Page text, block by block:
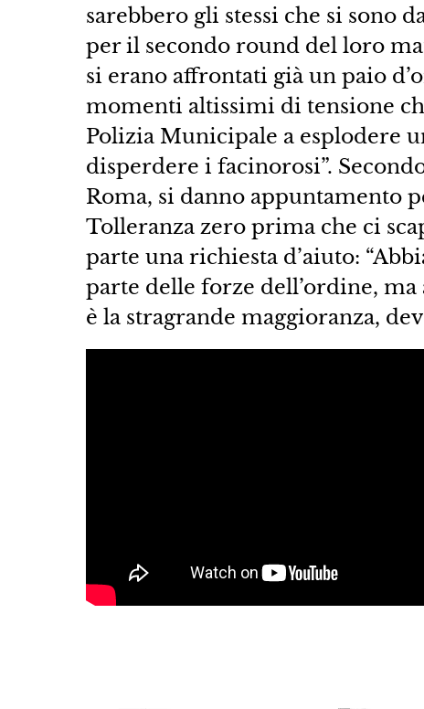
sarebbero gli stessi che si sono
per il secondo round del loro
si erano affrontati già un paio
momenti altissimi di tensione
Polizia Municipale a esplodere
disperdere i facinorosi”.
Roma, si danno appuntamento
Tolleranza zero prima che ci
parte una richiesta d’aiuto:
parte delle forze dell’ordine, ma
è la stragrande maggioranza,